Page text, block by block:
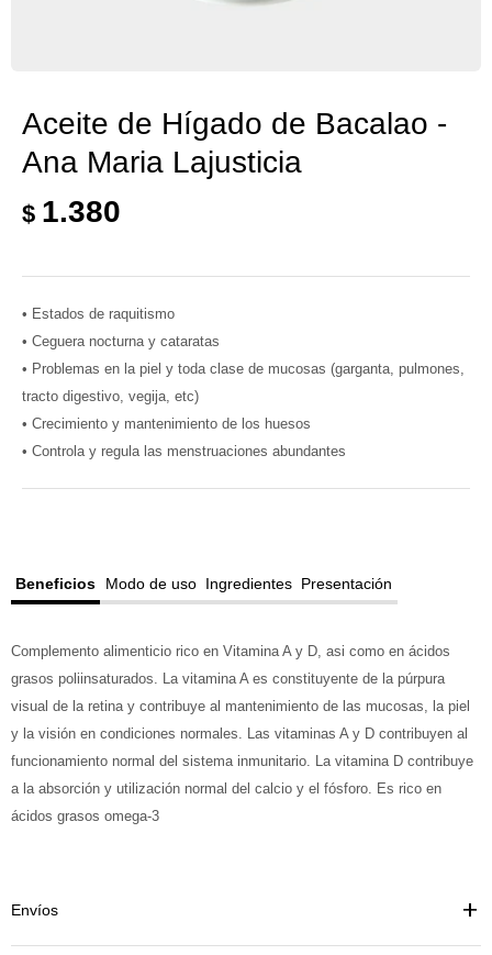
Aceite de Hígado de Bacalao -
Ana Maria Lajusticia
$ 1.380
• Estados de raquitismo
• Ceguera nocturna y cataratas
• Problemas en la piel y toda clase de mucosas (garganta, pulmones,
tracto digestivo, vegija, etc)
• Crecimiento y mantenimiento de los huesos
• Controla y regula las menstruaciones abundantes
Beneficios Modo de uso Ingredientes Presentación
Complemento alimenticio rico en Vitamina A y D, asi como en ácidos
grasos poliinsaturados. La vitamina A es constituyente de la púrpura
visual de la retina y contribuye al mantenimiento de las mucosas, la piel
y la visión en condiciones normales. Las vitaminas A y D contribuyen al
funcionamiento normal del sistema inmunitario. La vitamina D contribuye
a la absorción y utilización normal del calcio y el fósforo. Es rico en
ácidos grasos omega-3
Envíos